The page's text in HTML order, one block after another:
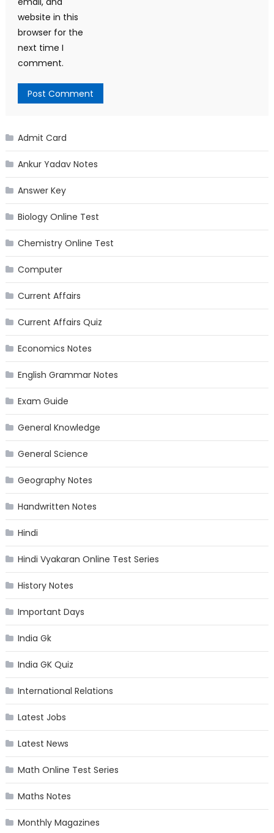
website in this
browser for the
next time I
comment.
Admit Card
Ankur Yadav Notes
Answer Key
Biology Online Test
Chemistry Online Test
Computer
Current Affairs
Current Affairs Quiz
Economics Notes
English Grammar Notes
Exam Guide
General Knowledge
General Science
Geography Notes
Handwritten Notes
Hindi
Hindi Vyakaran Online Test Series
History Notes
Important Days
India Gk
India GK Quiz
International Relations
Latest Jobs
Latest News
Math Online Test Series
Maths Notes
Monthly Magazines